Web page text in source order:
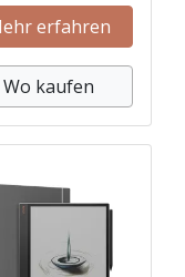
erfahren
Wo kaufen